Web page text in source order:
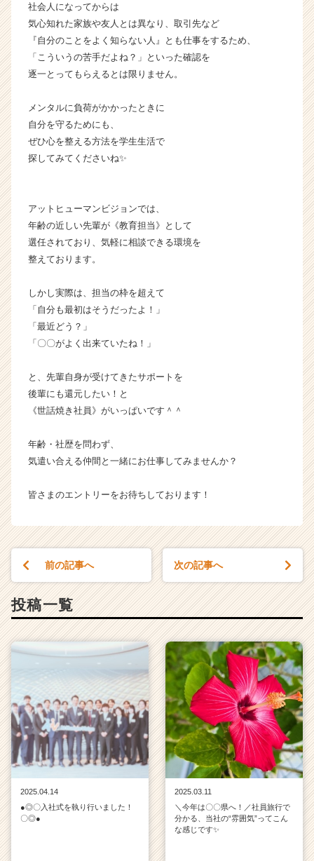
C
a
r
e
e
社会人になってからは
気心知れた家族や友人とは異なり、取引先など
『自分のことをよく知らない人』とも仕事をするため、
「こういうの苦手だよね？」といった確認を
逐一とってもらえるとは限りません。
メンタルに負荷がかかったときに
自分を守るためにも、
ぜひ心を整える方法を学生生活で
探してみてくださいね✨
アットヒューマンビジョンでは、
年齢の近しい先輩が《教育担当》として
選任されており、気軽に相談できる環境を
整えております。
しかし実際は、担当の枠を超えて
「自分も最初はそうだったよ！」
「最近どう？」
「〇〇がよく出来ていたね！」
と、先輩自身が受けてきたサポートを
後輩にも還元したい！と
《世話焼き社員》がいっぱいです＾＾
年齢・社歴を問わず、
気遣い合える仲間と一緒にお仕事してみませんか？
皆さまのエントリーをお待ちしております！
前の記事へ 次の記事へ
投稿一覧
2025.04.14
●◎〇入社式を執り行いました！
〇◎●
2025.03.11
＼今年は〇〇県へ！／社員旅行で
分かる、当社の“雰囲気”ってこん
な感じです✨